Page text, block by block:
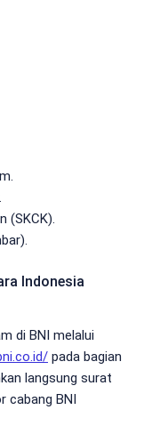
(SKCK).
Indonesia
di BNI melalui
pada bagian
langsung surat
cabang BNI